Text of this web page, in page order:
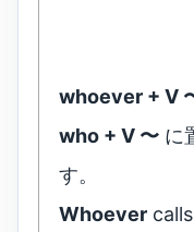
whoever + V
who + V 〜 に
す。
Whoever